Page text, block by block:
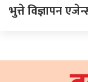
भुत्ते विज्ञापन